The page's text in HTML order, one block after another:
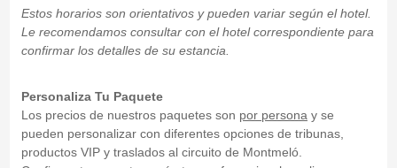
Estos horarios son orientativos y pueden variar según el hotel.
Le recomendamos consultar con el hotel correspondiente para
confirmar los detalles de su estancia.
Personaliza Tu Paquete
Los precios de nuestros paquetes son por persona y se
pueden personalizar con diferentes opciones de tribunas,
productos VIP y traslados al circuito de Montmeló.